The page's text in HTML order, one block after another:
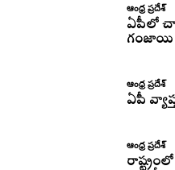
ఆంధ్ర ప్రదేశ్
ఏపీలో
గంజాయి
ఆంధ్ర ప్రదేశ్
ఏపీ
ఆంధ్ర ప్రదేశ్